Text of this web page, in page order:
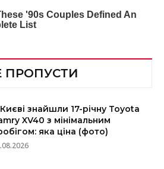
ПРОПУСТИ
знайшли 17-річну Toyota
XV40 з мінімальним
яка ціна (фото)